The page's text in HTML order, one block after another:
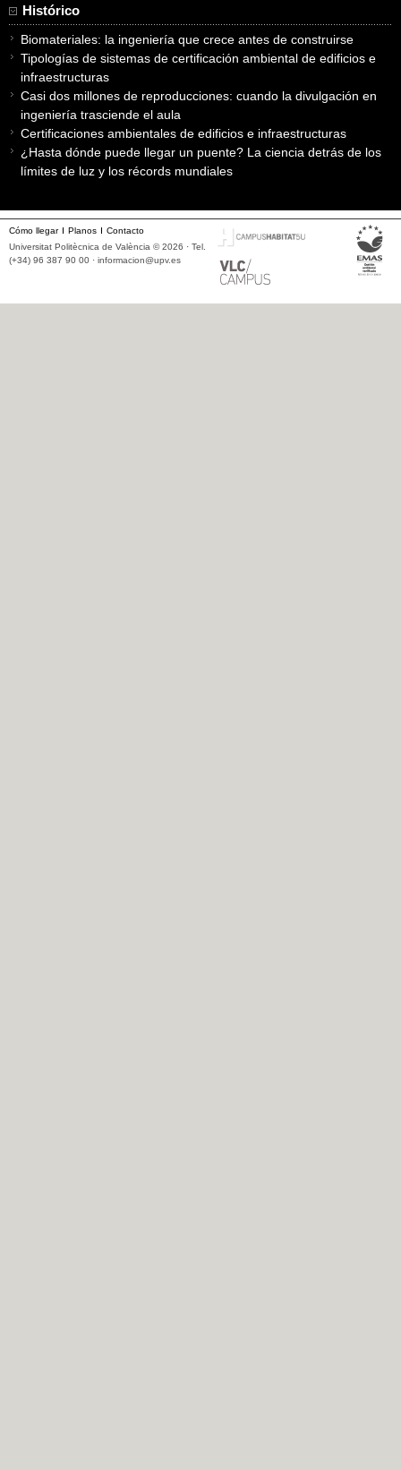
Histórico
Biomateriales: la ingeniería que crece antes de construirse
Tipologías de sistemas de certificación ambiental de edificios e
infraestructuras
Casi dos millones de reproducciones: cuando la divulgación en
ingeniería trasciende el aula
Certificaciones ambientales de edificios e infraestructuras
¿Hasta dónde puede llegar un puente? La ciencia detrás de los
límites de luz y los récords mundiales
Cómo llegar Planos
Contacto
Universitat Politècnica de València © 2026 · Tel.
(+34) 96 387 90 00 · informacion@upv.es